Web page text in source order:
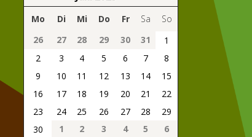
Mo Di Mi Do Fr Sa
So
26
27 28 29 30 31
1
2
3 4 5 6 7
8
9
10 11 12 13 14
15
16
17 18 19 20 21
22
23
24 25 26 27 28
29
30
1 2 3 4 5 6